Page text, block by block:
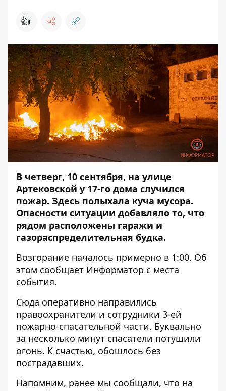
👍
В четверг, 10 сентября, на улице
Артековской у 17-го дома случился
пожар. Здесь полыхала куча мусора.
Опасности ситуации добавляло то, что
рядом расположены гаражи и
газораспределительная будка.
Возгорание началось примерно в 1:00. Об
этом сообщает Информатор с места
события.
Сюда оперативно направились
правоохранители и сотрудники 3-ей
пожарно-спасательной части. Буквально
за несколько минут спасатели потушили
огонь. К счастью, обошлось без
пострадавших.
Напомним, ранее мы сообщали, что на